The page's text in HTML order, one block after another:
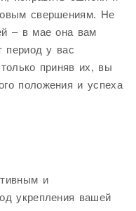
свершениям. Не
– в мае она вам
период у вас
приняв их, вы
положения и успеха
и
укрепления вашей